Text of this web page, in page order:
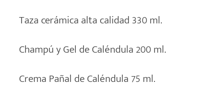
Taza cerámica alta calidad 330 ml.
Champú y Gel de Caléndula 200 ml.
Crema Pañal de Caléndula 75 ml.